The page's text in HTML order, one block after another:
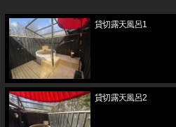
貸切露天風呂1
貸切露天風呂2